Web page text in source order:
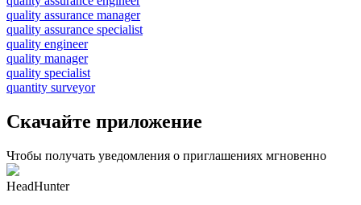
quality assurance manager
quality assurance specialist
quality engineer
quality manager
quality specialist
quantity surveyor
Скачайте приложение
Чтобы получать уведомления о приглашениях мгновенно
HeadHunter